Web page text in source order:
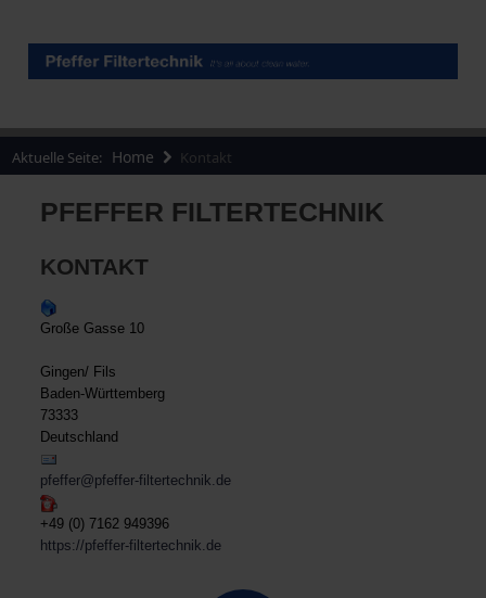
Aktuelle Seite: Home Kontakt
PFEFFER FILTERTECHNIK
KONTAKT
Große Gasse 10
Gingen/ Fils
Baden-Württemberg
73333
Deutschland
pfeffer@pfeffer-filtertechnik.de
+49 (0) 7162 949396
https://pfeffer-filtertechnik.de